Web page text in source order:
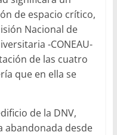
de espacio crítico,
Nacional de
-CONEAU-
de las cuatro
que en ella se
de la DNV,
abandonada desde